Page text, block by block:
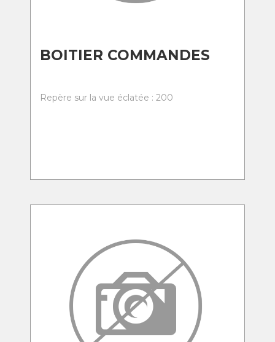
BOITIER COMMANDES
Repère sur la vue éclatée : 200